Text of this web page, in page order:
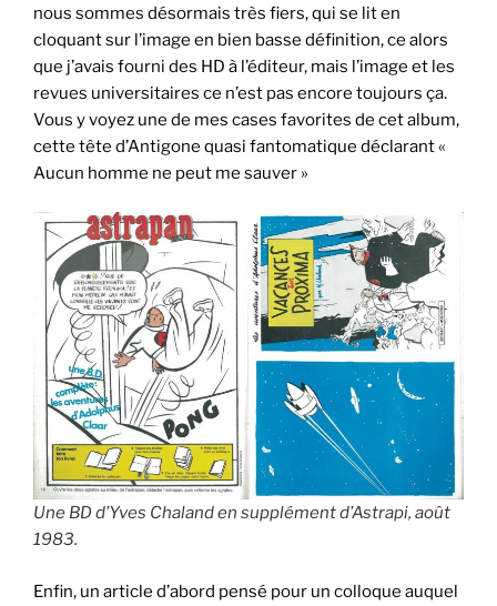
nous sommes désormais très fiers, qui se lit en
cloquant sur l’image en bien basse définition, ce alors
que j’avais fourni des HD à l’éditeur, mais l’image et les
revues universitaires ce n’est pas encore toujours ça.
Vous y voyez une de mes cases favorites de cet album,
cette tête d’Antigone quasi fantomatique déclarant «
Aucun homme ne peut me sauver »
Une BD d’Yves Chaland en supplément d’Astrapi, août
1983.
Enfin, un article d’abord pensé pour un colloque auquel